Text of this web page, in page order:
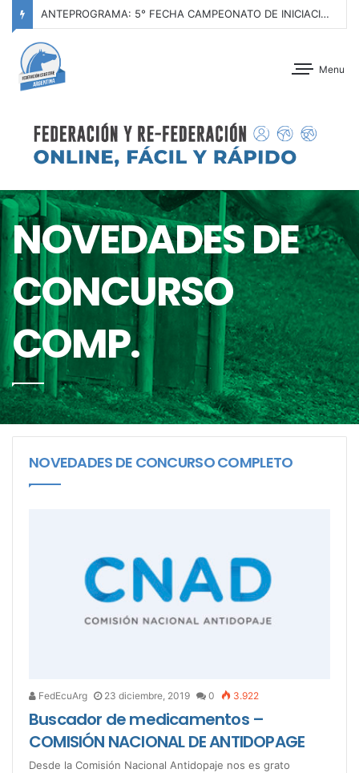
ANTEPROGRAMA: CONCURSO DE ADIESTRAMIENTO – JOCKEY CLUB CÓRDOBA – 29 Y 30 DE AGOSTO DE 2026
Menu
NOVEDADES DE
CONCURSO
COMP.
NOVEDADES DE CONCURSO COMPLETO
FedEcuArg 23 diciembre, 2019 0 3.922
Buscador de medicamentos –
COMISIÓN NACIONAL DE ANTIDOPAGE
Desde la Comisión Nacional Antidopaje nos es grato